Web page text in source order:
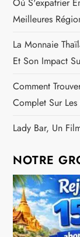
Où S'expatrier
Meilleures
La Monnaie
Et Son Impact
Comment
Complet Sur
Lady Bar, Un
NOTRE